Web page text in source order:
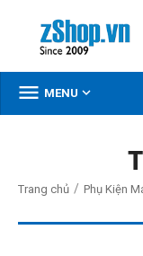
 MENU 
Trang chủ / Phụ Kiện